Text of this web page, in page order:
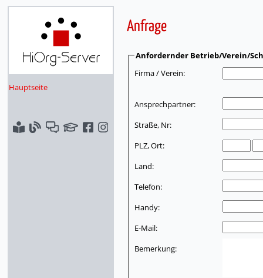
Hauptseite
Anfrage
Anfordernder Betrieb/Verein/
Firma / Verein:
Ansprechpartner:
Straße, Nr:
PLZ, Ort:
Land:
Telefon:
Handy:
E-Mail:
Bemerkung: